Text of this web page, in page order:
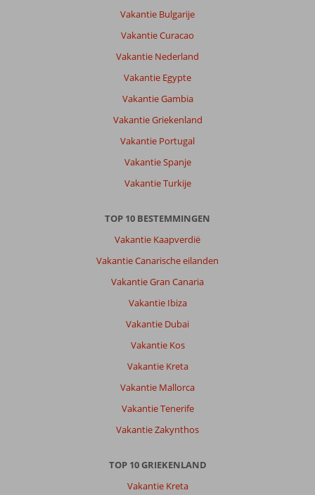
Vakantie Bulgarije
Vakantie Curacao
Vakantie Nederland
Vakantie Egypte
Vakantie Gambia
Vakantie Griekenland
Vakantie Portugal
Vakantie Spanje
Vakantie Turkije
TOP 10 BESTEMMINGEN
Vakantie Kaapverdië
Vakantie Canarische eilanden
Vakantie Gran Canaria
Vakantie Ibiza
Vakantie Dubai
Vakantie Kos
Vakantie Kreta
Vakantie Mallorca
Vakantie Tenerife
Vakantie Zakynthos
TOP 10 GRIEKENLAND
Vakantie Kreta